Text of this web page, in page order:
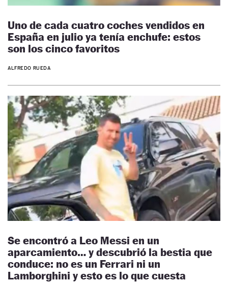
Uno de cada cuatro coches vendidos en
España en julio ya tenía enchufe: estos
son los cinco favoritos
ALFREDO RUEDA
Se encontró a Leo Messi en un
aparcamiento… y descubrió la bestia que
conduce: no es un Ferrari ni un
Lamborghini y esto es lo que cuesta